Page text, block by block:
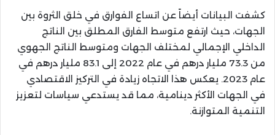
كشفت البيانات أيضاً عن اتساع الفوارق في خلق الثروة بين
الجهات، حيث ارتفع متوسط الفارق المطلق بين الناتج
الداخلي الإجمالي لمختلف الجهات ومتوسط الناتج الجهوي
من 73.3 مليار درهم في عام 2022 إلى 83.1 مليار درهم في
عام 2023. يعكس هذا الاتجاه زيادة في التركيز الاقتصادي
في الجهات الأكثر دينامية، مما قد يستدعي سياسات لتعزيز
التنمية المتوازنة.